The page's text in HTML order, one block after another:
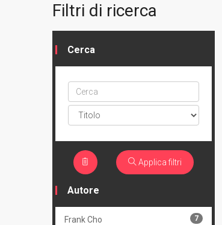
Filtri di ricerca
Cerca
Cerca
ptype
Applica filtri
Autore
Frank Cho 7